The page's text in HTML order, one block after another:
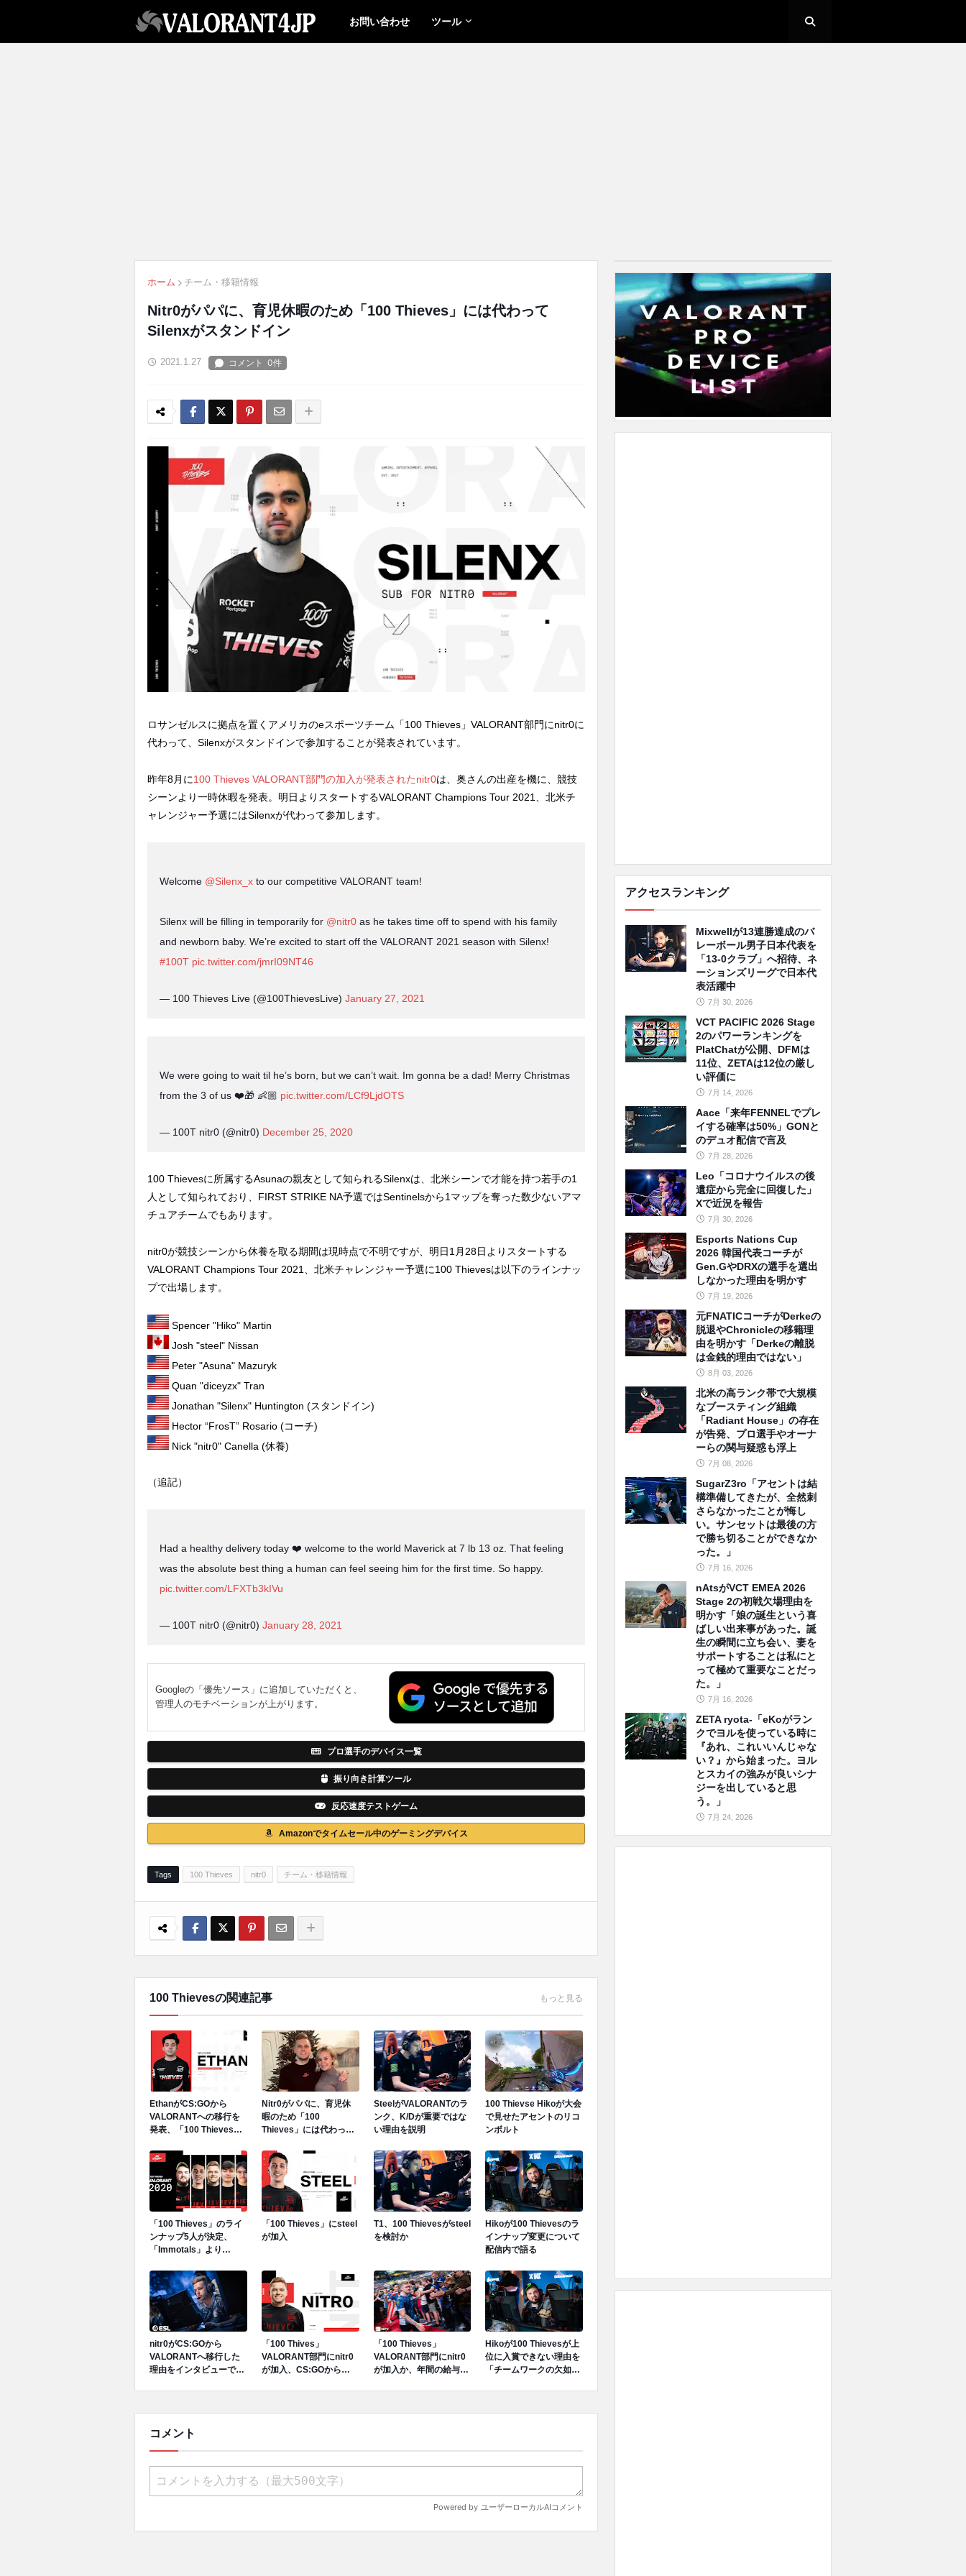
お問い合わせ ツール
ホーム チーム・移籍情報
Nitr0がパパに、育児休暇のため「100 Thieves」には代わって
Silenxがスタンドイン
2021.1.27
ロサンゼルスに拠点を置くアメリカのeスポーツチーム「100 Thieves」VALORANT部門にnitr0に
代わって、Silenxがスタンドインで参加することが発表されています。
昨年8月に100 Thieves VALORANT部門の加入が発表されたnitr0は、奥さんの出産を機に、競技
シーンより一時休暇を発表。明日よりスタートするVALORANT Champions Tour 2021、北米チ
ャレンジャー予選にはSilenxが代わって参加します。
Welcome @Silenx_x to our competitive VALORANT team!
Silenx will be filling in temporarily for @nitr0 as he takes time off to spend with his family
and newborn baby. We’re excited to start off the VALORANT 2021 season with Silenx!
#100T pic.twitter.com/jmrI09NT46
— 100 Thieves Live (@100ThievesLive) January 27, 2021
We were going to wait til he’s born, but we can’t wait. Im gonna be a dad! Merry Christmas
from the 3 of us ❤️🎁 👶🏼 pic.twitter.com/LCf9LjdOTS
— 100T nitr0 (@nitr0) December 25, 2020
100 Thievesに所属するAsunaの親友として知られるSilenxは、北米シーンで才能を持つ若手の1
人として知られており、FIRST STRIKE NA予選ではSentinelsから1マップを奪った数少ないアマ
チュアチームでもあります。
nitr0が競技シーンから休養を取る期間は現時点で不明ですが、明日1月28日よりスタートする
VALORANT Champions Tour 2021、北米チャレンジャー予選に100 Thievesは以下のラインナッ
プで出場します。
Spencer "Hiko" Martin
Josh "steel" Nissan
Peter "Asuna" Mazuryk
Quan "diceyzx" Tran
Jonathan "Silenx" Huntington (スタンドイン)
Hector “FrosT” Rosario (コーチ)
Nick "nitr0" Canella (休養)
（追記）
Had a healthy delivery today ❤️ welcome to the world Maverick at 7 lb 13 oz. That feeling
was the absolute best thing a human can feel seeing him for the first time. So happy.
pic.twitter.com/LFXTb3kIVu
— 100T nitr0 (@nitr0) January 28, 2021
Googleの「優先ソース」に追加していただくと、
管理人のモチベーションが上がります。
プロ選手のデバイス一覧
振り向き計算ツール
反応速度テストゲーム
Amazonでタイムセール中のゲーミングデバイス
Tags 100 Thieves nitr0 チーム・移籍情報
100 Thievesの関連記事 もっと見る
EthanがCS:GOから
VALORANTへの移行を
発表、「100 Thieves」
Nitr0がパパに、育児休
暇のため「100
Thieves」には代わって
SteelがVALORANTのラ
ンク、K/Dが重要ではな
い理由を説明
100 Thievse Hikoが大会
で見せたアセントのリコ
ンボルト
「100 Thieves」のライ
ンナップ5人が決定、
「Immotals」より
「100 Thieves」にsteel
が加入
T1、100 Thievesがsteel
を検討か
Hikoが100 Thievesのラ
インナップ変更について
配信内で語る
nitr0がCS:GOから
VALORANTへ移行した
理由をインタビューで語
「100 Thives」
VALORANT部門にnitr0
が加入、CS:GOから
「100 Thieves」
VALORANT部門にnitr0
が加入か、年間の給与は
Hikoが100 Thievesが上
位に入賞できない理由を
「チームワークの欠如」
コメント
アクセスランキング
Mixwellが13連勝達成のバ
レーボール男子日本代表を
「13-0クラブ」へ招待、ネ
ーションズリーグで日本代
表活躍中
7月 30, 2026
VCT PACIFIC 2026 Stage
2のパワーランキングを
PlatChatが公開、DFMは
11位、ZETAは12位の厳し
い評価に
7月 14, 2026
Aace「来年FENNELでプレ
イする確率は50%」GONと
のデュオ配信で言及
7月 28, 2026
Leo「コロナウイルスの後
遺症から完全に回復した」
Xで近況を報告
7月 30, 2026
Esports Nations Cup
2026 韓国代表コーチが
Gen.GやDRXの選手を選出
しなかった理由を明かす
7月 19, 2026
元FNATICコーチがDerkeの
脱退やChronicleの移籍理
由を明かす「Derkeの離脱
は金銭的理由ではない」
8月 03, 2026
北米の高ランク帯で大規模
なブースティング組織
「Radiant House」の存在
が告発、プロ選手やオーナ
ーらの関与疑惑も浮上
7月 08, 2026
SugarZ3ro「アセントは結
構準備してきたが、全然刺
さらなかったことが悔し
い。サンセットは最後の方
で勝ち切ることができなか
った。」
7月 16, 2026
nAtsがVCT EMEA 2026
Stage 2の初戦欠場理由を
明かす「娘の誕生という喜
ばしい出来事があった。誕
生の瞬間に立ち会い、妻を
サポートすることは私にと
って極めて重要なことだっ
た。」
7月 16, 2026
ZETA ryota-「eKoがラン
クでヨルを使っている時に
『あれ、これいいんじゃな
い？』から始まった。ヨル
とスカイの強みが良いシナ
ジーを出していると思
う。」
7月 24, 2026